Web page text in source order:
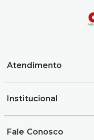
Atendimento
Institucional
Fale Conosco